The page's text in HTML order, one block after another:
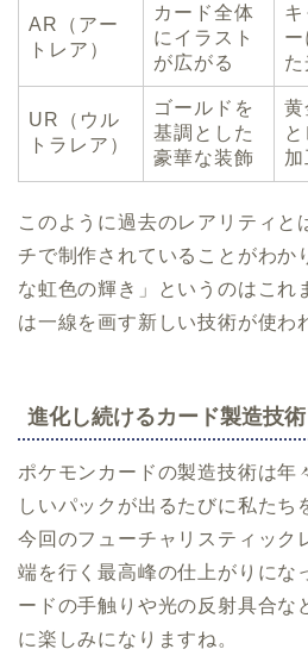
AR（アー
トレア）
カード全体
にイラスト
が広がる
キ
UR（ウル
トラレア）
ゴールドを
基調とした
豪華な装飾
黄
加
このように過去のレアリティと
チで制作されていることがわか
な虹色の輝き」というのはこれ
は一線を画す新しい技術が使わ
進化し続けるカード製造技術
ポケモンカードの製造技術は年
しいパックが出るたびに私たち
今回のフューチャリスティック
端を行く最高峰の仕上がりにな
ードの手触りや光の反射具合な
に楽しみになりますね。